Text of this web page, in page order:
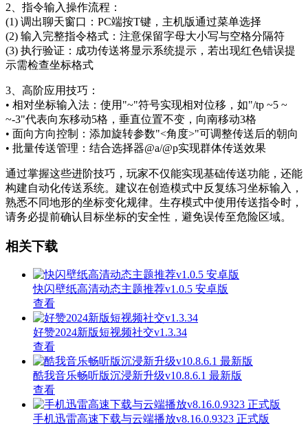
2、指令输入操作流程：
(1) 调出聊天窗口：PC端按T键，主机版通过菜单选择
(2) 输入完整指令格式：注意保留字母大小写与空格分隔符
(3) 执行验证：成功传送将显示系统提示，若出现红色错误提
示需检查坐标格式
3、高阶应用技巧：
• 相对坐标输入法：使用"~"符号实现相对位移，如"/tp ~5 ~
~-3"代表向东移动5格，垂直位置不变，向南移动3格
• 面向方向控制：添加旋转参数"<角度>"可调整传送后的朝向
• 批量传送管理：结合选择器@a/@p实现群体传送效果
通过掌握这些进阶技巧，玩家不仅能实现基础传送功能，还能
构建自动化传送系统。建议在创造模式中反复练习坐标输入，
熟悉不同地形的坐标变化规律。生存模式中使用传送指令时，
请务必提前确认目标坐标的安全性，避免误传至危险区域。
相关下载
快闪壁纸高清动态主题推荐v1.0.5 安卓版
查看
好赞2024新版短视频社交v1.3.34
查看
酷我音乐畅听版沉浸新升级v10.8.6.1 最新版
查看
手机迅雷高速下载与云端播放v8.16.0.9323 正式版